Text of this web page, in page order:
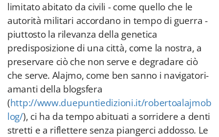
limitato abitato da civili - come quello che le
autorità militari accordano in tempo di guerra -
piuttosto la rilevanza della genetica
predisposizione di una città, come la nostra, a
preservare ciò che non serve e degradare ciò
che serve. Alajmo, come ben sanno i navigatori-
amanti della blogsfera
(http://www.duepuntiedizioni.it/robertoalajmob
log/), ci ha da tempo abituati a sorridere a denti
stretti e a riflettere senza piangerci addosso. Le